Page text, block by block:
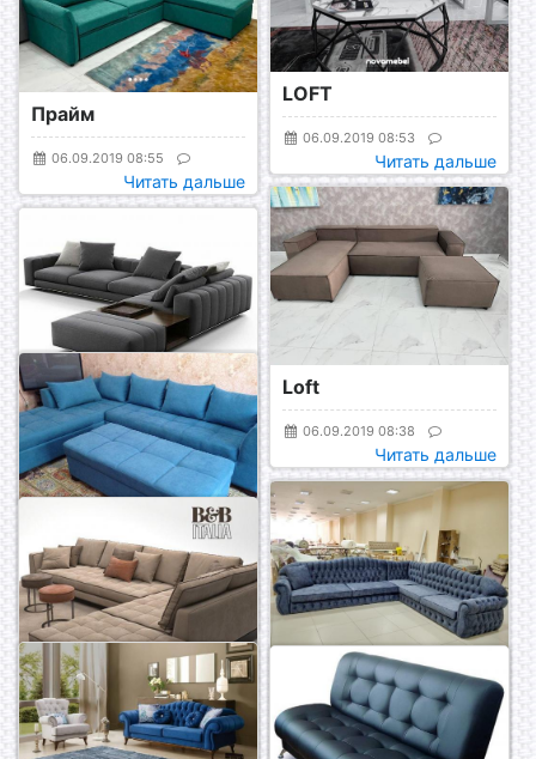
Прайм
06.09.2019 08:55
Читать дальше
LOFT
06.09.2019 08:53
Читать дальше
Loft
06.09.2019 08:38
Читать дальше
Гонконг
06.09.2019 08:17
Читать дальше
Диван Фиеста
19.01.2019 15:10
Читать дальше
Угловой Диван
Стамбул
19.01.2019 15:08